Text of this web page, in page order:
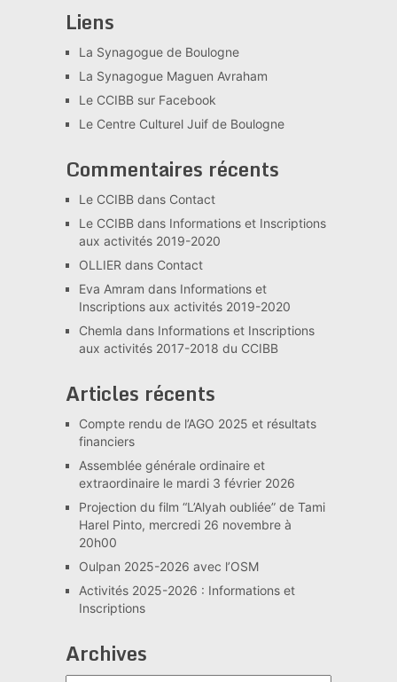
Liens
La Synagogue de Boulogne
La Synagogue Maguen Avraham
Le CCIBB sur Facebook
Le Centre Culturel Juif de Boulogne
Commentaires récents
Le CCIBBdans Contact
Le CCIBBdans Informations et Inscriptions
aux activités 2019-2020
OLLIER dans Contact
Eva Amram dans Informations et
Inscriptions aux activités 2019-2020
Chemla dans Informations et Inscriptions
aux activités 2017-2018 du CCIBB
Articles récents
Compte rendu de l’AGO 2025 et résultats
financiers
Assemblée générale ordinaire et
extraordinaire le mardi 3 février 2026
Projection du film “L’Alyah oubliée” de Tami
Harel Pinto, mercredi 26 novembre à
20h00
Oulpan 2025-2026 avec l’OSM
Activités 2025-2026 : Informations et
Inscriptions
Archives